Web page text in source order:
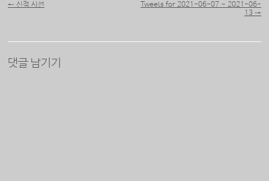
← 신적 시선
Tweets for 2021-06-07 ~ 2021-06-
13 →
댓글 남기기